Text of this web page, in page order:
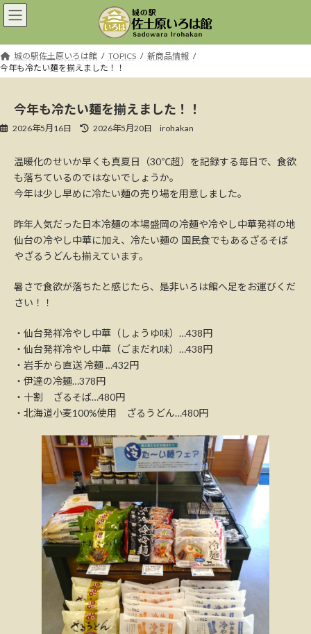
コ
ン
ン
ツ
へ
プ
ナ
ビ
ー
シ
ョ
動
城の駅佐土原いろは館 TOPICS
新商品情報
今年も冷たい麺を揃えました！！
今年も冷たい麺を揃えました！！
2026年5月16日
最
新
日
時
2026年5月20日 irohakan
温暖化のせいか早くも真夏日（30℃超）を記録する毎日で、食欲
も落ちているのではないでしょうか。
今年は少し早めに冷たい麺の売り場を用意しました。
昨年人気だった日本冷麺の本場盛岡の冷麺や冷やし中華発祥の地
仙台の冷やし中華に加え、冷たい麺の 国民食でもあるざるそば
やざるうどんも揃えています。
暑さで食欲が落ちたと感じたら、是非いろは館へ足をお運びくだ
さい！！
・仙台発祥冷やし中華（しょうゆ味）…438円
・仙台発祥冷やし中華（ごまだれ味）…438円
・岩手から直送 冷麺 …432円
・伊達の冷麺…378円
・十割 ざるそば…480円
・北海道小麦100%使用 ざるうどん…480円